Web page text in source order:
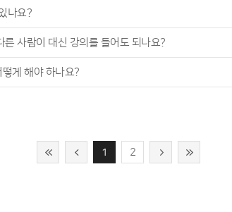
나요?
른 사람이 대신 강의를 들어도 되나요?
게 해야 하나요?
1 2